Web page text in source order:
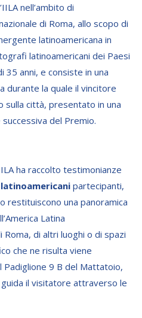
nell’ambito di
di Roma, allo scopo di
latinoamericana in
latinoamericani dei Paesi
35 anni, e consiste in una
durante la quale il vincitore
sulla città, presentato in una
del Premio.
ha raccolto testimonianze
partecipanti,
restituiscono una panoramica
Latina
di altri luoghi o di spazi
che ne risulta viene
9 B del Mattatoio,
il visitatore attraverso le